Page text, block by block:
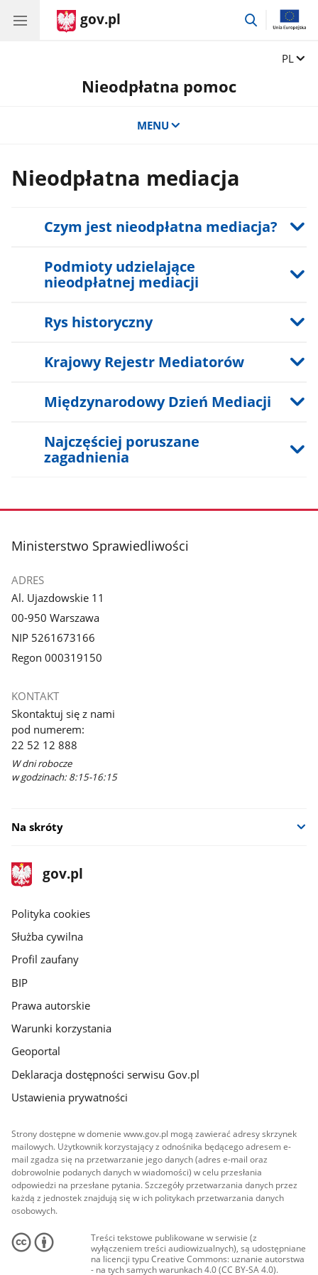
gov.pl
przejdź
Zmień
PL
Nieodpłatna pomoc
MENU
Nieodpłatna mediacja
Czym jest nieodpłatna mediacja?
Podmioty udzielające
nieodpłatnej mediacji
Rys historyczny
Krajowy Rejestr Mediatorów
Międzynarodowy Dzień Mediacji
Najczęściej poruszane
zagadnienia
stopka
Ministerstwo Sprawiedliwości
ADRES
Al. Ujazdowskie 11
00-950 Warszawa
NIP 5261673166
Regon 000319150
KONTAKT
Skontaktuj się z nami
pod numerem:
22 52 12 888
W dni robocze
w godzinach: 8:15-16:15
Na skróty
stopka
gov.pl
Strona
gov.pl
gov.pl
Polityka cookies
Służba cywilna
Profil zaufany
BIP
Prawa autorskie
Warunki korzystania
Geoportal
Deklaracja dostępności serwisu Gov.pl
Ustawienia prywatności
Strony dostępne w domenie www.gov.pl mogą zawierać adresy skrzynek
mailowych. Użytkownik korzystający z odnośnika będącego adresem e-
mail zgadza się na przetwarzanie jego danych (adres e-mail oraz
dobrowolnie podanych danych w wiadomości) w celu przesłania
odpowiedzi na przesłane pytania. Szczegóły przetwarzania danych przez
każdą z jednostek znajdują się w ich politykach przetwarzania danych
osobowych.
Treści tekstowe publikowane w serwisie (z
wyłączeniem treści audiowizualnych), są udostępniane
na licencji typu Creative Commons: uznanie autorstwa
- na tych samych warunkach 4.0 (CC BY-SA 4.0).